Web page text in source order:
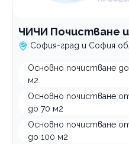
ЧИЧИ Почистване
София-град и София
Основно почистване
м2
Основно почистване
до 70 м2
Основно почистване
до 100 м2